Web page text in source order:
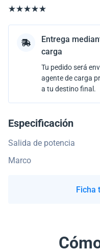
Entrega
carga
Tu pedido será
agente de carga
a tu destino final.
Especificación
Salida de potencia
Marco
Ficha